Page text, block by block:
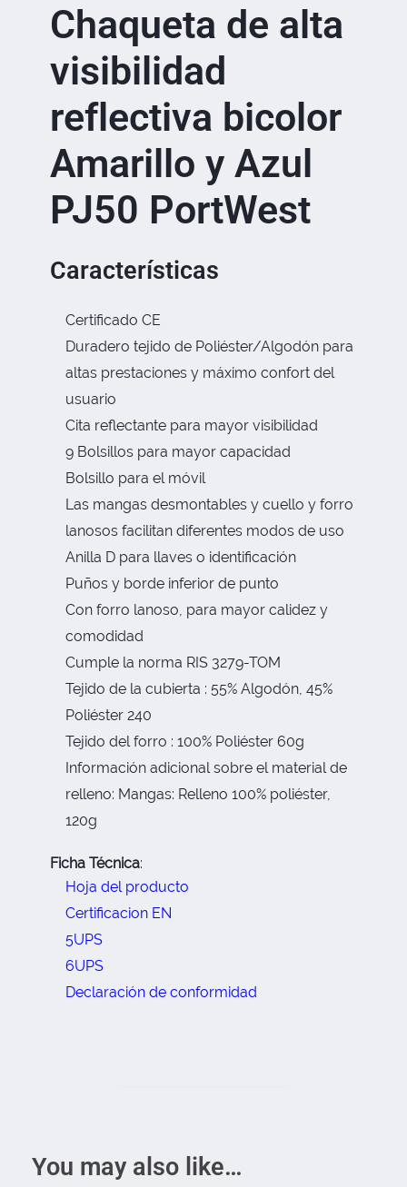
Chaqueta de alta
visibilidad
reflectiva bicolor
Amarillo y Azul
PJ50 PortWest
Características
Certificado CE
Duradero tejido de Poliéster/Algodón para
altas prestaciones y máximo confort del
usuario
Cita reflectante para mayor visibilidad
9 Bolsillos para mayor capacidad
Bolsillo para el móvil
Las mangas desmontables y cuello y forro
lanosos facilitan diferentes modos de uso
Anilla D para llaves o identificación
Puños y borde inferior de punto
Con forro lanoso, para mayor calidez y
comodidad
Cumple la norma RIS 3279-TOM
Tejido de la cubierta : 55% Algodón, 45%
Poliéster 240
Tejido del forro : 100% Poliéster 60g
Información adicional sobre el material de
relleno: Mangas: Relleno 100% poliéster,
120g
Ficha Técnica:
Hoja del producto
Certificacion EN
5UPS
6UPS
Declaración de conformidad
You may also like…